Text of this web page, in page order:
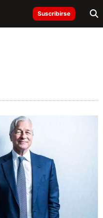
Suscribirse